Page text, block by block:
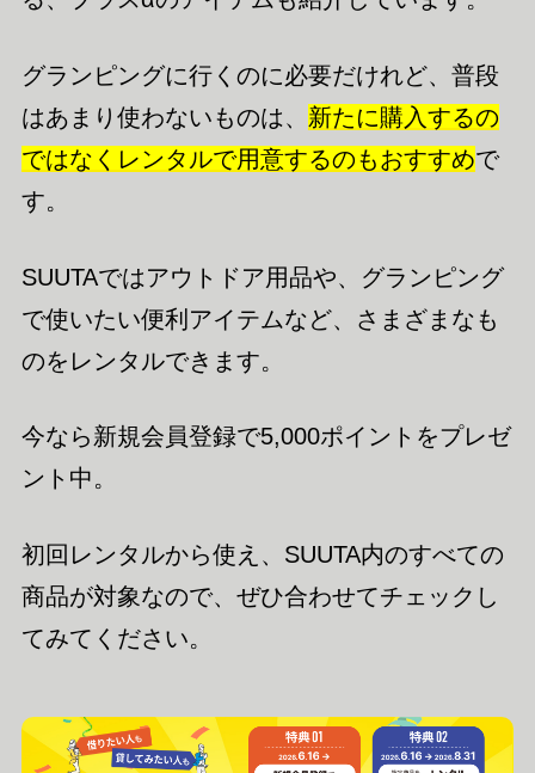
グランピングに行くのに必要だけれど、普段
はあまり使わないものは、 新たに購入するの
ではなくレンタルで用意するのもおすすめで
す。
SUUTAではアウトドア用品や、グランピング
で使いたい便利アイテムなど、さまざまなも
のをレンタルできます。
今なら新規会員登録で5,000ポイントをプレゼ
ント中。
初回レンタルから使え、SUUTA内のすべての
商品が対象なので、ぜひ合わせてチェックし
てみてください。